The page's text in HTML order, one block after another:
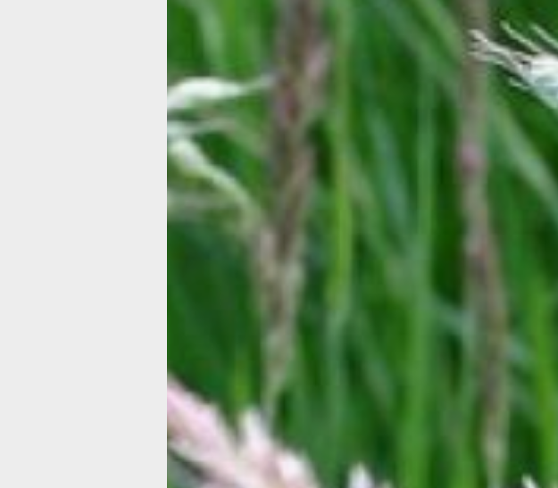
культурами, кустарниками и хвойниками.
Главным преимуществом этой группы
растений считается несложная агротехника,
важно знать лишь биологические особенности
каждого сорта.
Выращиваемые в садах травы и злаки,
придают пространству фактуру, объем и
фокус. Они хорошо смотрятся на участках в
деревенском стиле, в рокариях, альпийских
горках, у искусственных и естественных
водоемов и в гравийных садах.
Свежесрезанные или сухие декоративные
травы придают очарования букетам и
композициям, изготовленным из сухоцветов.
В настоящее время российские производители
растений. Наиболее популярными являются
мискантус, кортадерия, канареечник, ковыль
и овсяница. Эти растения эффектны,
Довольно высокое злаковое растение,
характеризующееся длинными линейными
листьями и поникшими метелками перистых
колосков серебристого, золотистого или
розоватого оттенков.
Среди российских садоводов наиболее